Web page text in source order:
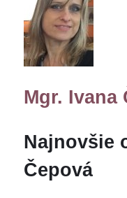
Mgr. Ivana
Najnovšie
Čepová